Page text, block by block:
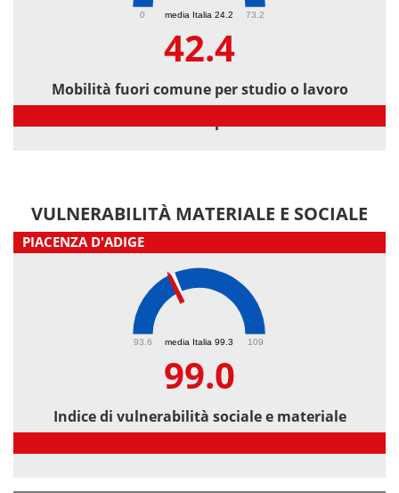
media Italia 24.2
0 73.2
42.4
Mobilità fuori comune per studio o lavoro
VULNERABILITÀ MATERIALE E SOCIALE
PIACENZA D'ADIGE
media Italia 99.3
93.6 109
99.0
Indice di vulnerabilità sociale e materiale